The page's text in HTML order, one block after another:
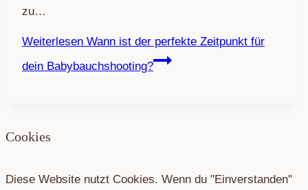
zu…
Weiterlesen Wann ist der perfekte Zeitpunkt für
dein Babybauchshooting?
Cookies
Diese Website nutzt Cookies. Wenn du "Einverstanden"